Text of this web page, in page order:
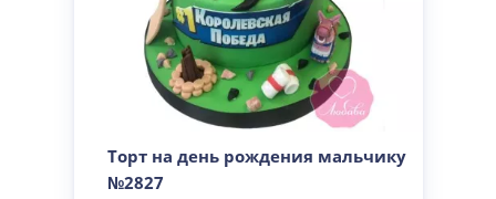
Торт на день рождения мальчику
№2827